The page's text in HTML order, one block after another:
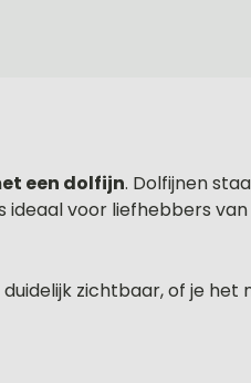
een dolfijn. Dolfijnen
voor liefhebbers
zichtbaar, of je het